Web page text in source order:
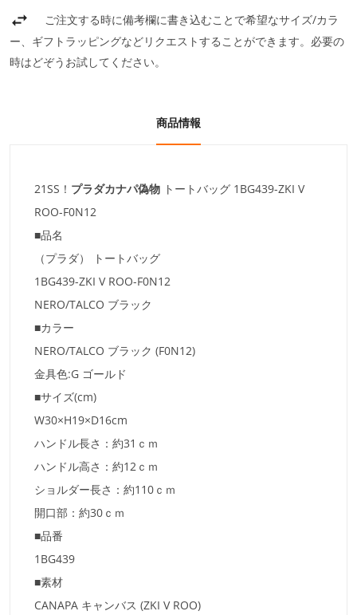
ご注文する時に備考欄に書き込むことで希望なサイズ/カラ
ー、ギフトラッピングなどリクエストすることができます。必要の
時はどぞうお試してください。
商品情報
21SS！ プラダカナパ偽物 トートバッグ 1BG439-ZKI V
ROO-F0N12
■品名
（プラダ） トートバッグ
1BG439-ZKI V ROO-F0N12
NERO/TALCO ブラック
■カラー
NERO/TALCO ブラック (F0N12)
金具色:G ゴールド
■サイズ(cm)
W30×H19×D16cm
ハンドル長さ：約31ｃｍ
ハンドル高さ：約12ｃｍ
ショルダー長さ：約110ｃｍ
開口部：約30ｃｍ
■品番
1BG439
■素材
CANAPA キャンバス (ZKI V ROO)